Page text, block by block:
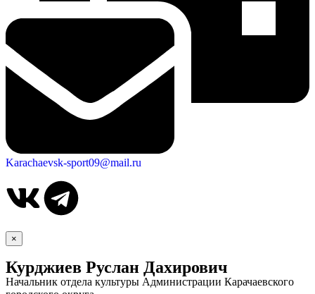
Karachaevsk-sport09@mail.ru
×
Курджиев Руслан Дахирович
Начальник отдела культуры Администрации Карачаевского